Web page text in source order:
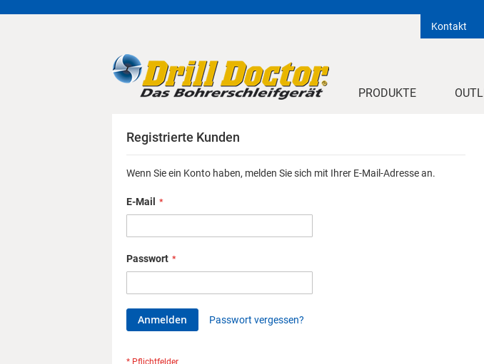
Kontakt
PRODUKTE
Registrierte Kunden
Wenn Sie ein Konto haben, melden Sie sich mit Ihrer E-Mail-Adresse an.
E-Mail
Passwort
Anmelden Passwort vergessen?